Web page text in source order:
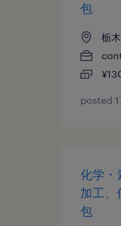
包
栃
posted
化学・
加工、
包